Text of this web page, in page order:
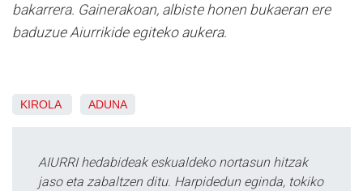
bakarrera. Gainerakoan, albiste honen bukaeran ere
baduzue Aiurrikide egiteko aukera.
KIROLA ADUNA
AIURRI hedabideak eskualdeko nortasun hitzak
jaso eta zabaltzen ditu. Harpidedun eginda, tokiko